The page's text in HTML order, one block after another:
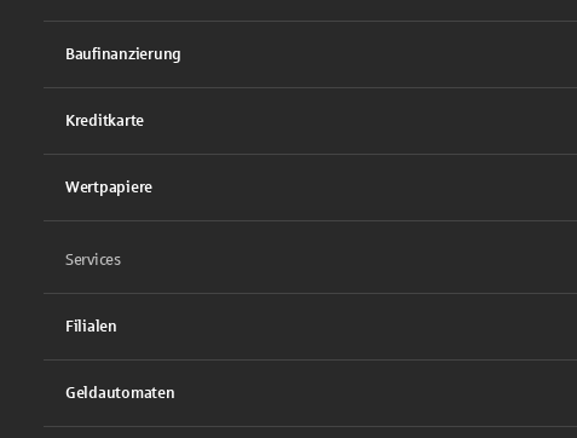
Baufinanzierung
Kreditkarte
Wertpapiere
Services
Filialen
Geldautomaten